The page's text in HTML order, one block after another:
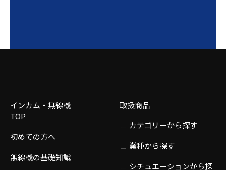
インカム・無線機
TOP
初めての方へ
無線機の基礎知識
取扱商品
カテゴリーから探す
業種から探す
シチュエーションから探